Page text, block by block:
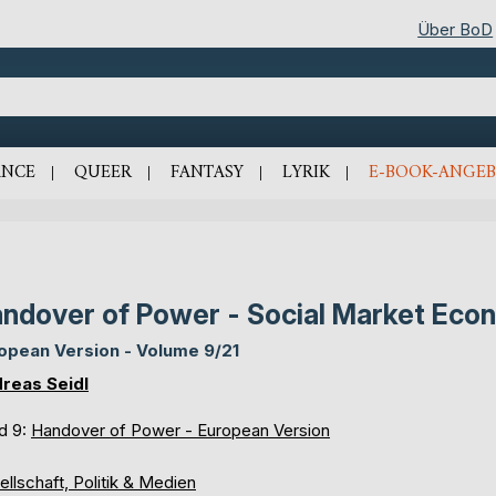
Über BoD
QUEER FANTASY LYRIK E-BOOK-
of Power - Social Market
Version - Volume 9/21
Seidl
9: Handover of Power - European Version
Politik & Medien